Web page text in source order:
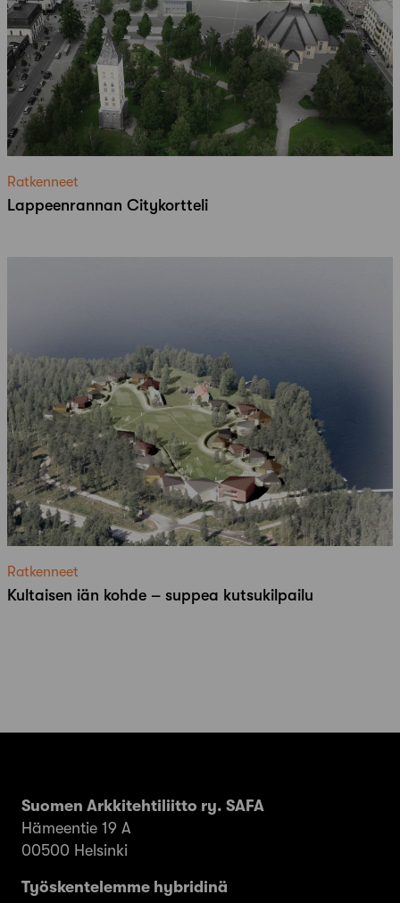
Ratkenneet
Lappeenrannan Citykortteli
Ratkenneet
Kultaisen iän kohde – suppea kutsukilpailu
Suomen Arkkitehtiliitto ry. SAFA
Hämeentie 19 A
00500 Helsinki
Työskentelemme hybridinä